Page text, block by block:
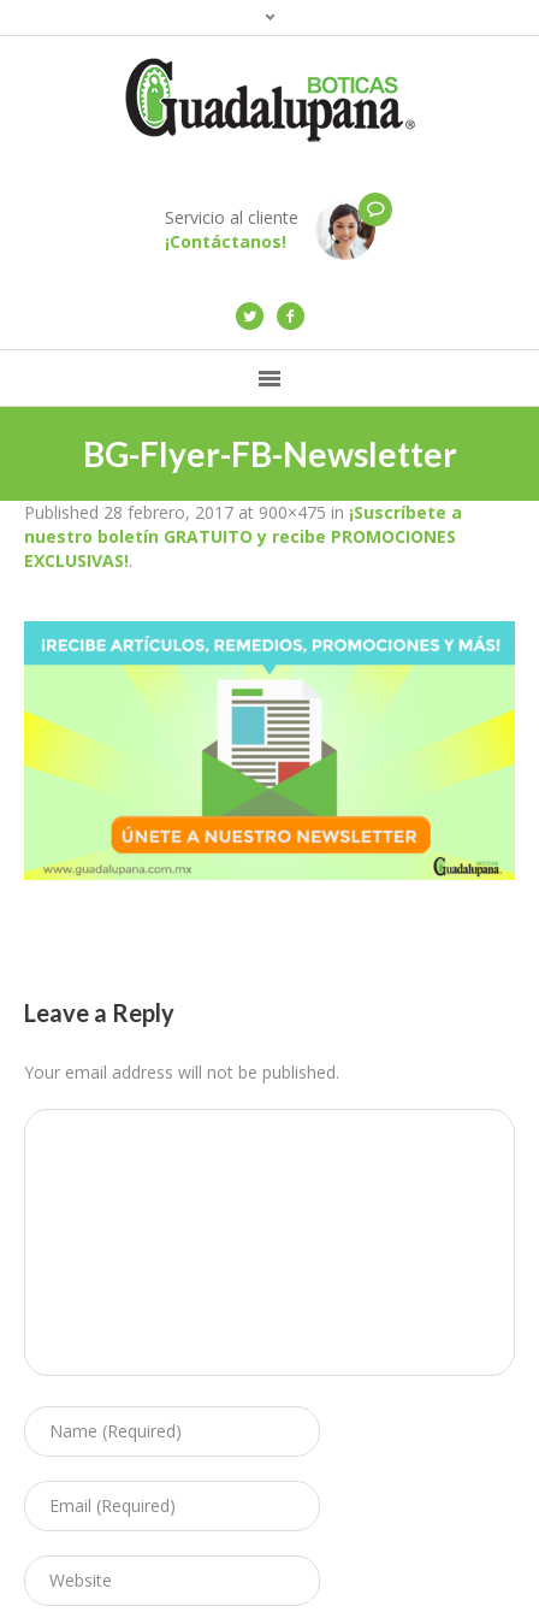
Servicio al cliente
¡Contáctanos!
BG-Flyer-FB-Newsletter
Published 28 febrero, 2017 at 900×475 in ¡Suscríbete a
nuestro boletín GRATUITO y recibe PROMOCIONES
EXCLUSIVAS!.
Leave a Reply
Your email address will not be published.